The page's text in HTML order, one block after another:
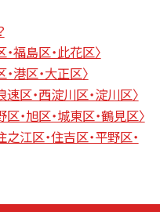
福島区・此花区〉
港区・大正区〉
区・西淀川区・淀川区〉
・旭区・城東区・鶴見区〉
江区・住吉区・平野区・